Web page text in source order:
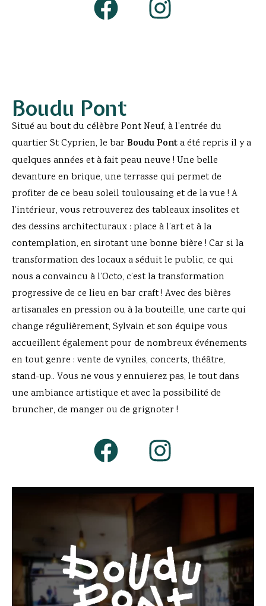
Boudu Pont
Situé au bout du célèbre Pont Neuf, à l’entrée du
quartier St Cyprien, le bar Boudu Ponta été repris il y a
quelques années et à fait peau neuve ! Une belle
devanture en brique, une terrasse qui permet de
profiter de ce beau soleil toulousaing et de la vue ! A
l’intérieur, vous retrouverez des tableaux insolites et
des dessins architecturaux : place à l’art et à la
contemplation, en sirotant une bonne bière ! Car si la
transformation des locaux a séduit le public, ce qui
nous a convaincu à l’Octo, c’est la transformation
progressive de ce lieu en bar craft ! Avec des bières
artisanales en pression ou à la bouteille, une carte qui
change régulièrement, Sylvain et son équipe vous
accueillent également pour de nombreux événements
en tout genre : vente de vyniles, concerts, théâtre,
stand-up.. Vous ne vous y ennuierez pas, le tout dans
une ambiance artistique et avec la possibilité de
bruncher, de manger ou de grignoter !